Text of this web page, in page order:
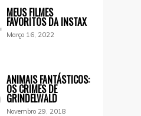
MEUS FILMES
FAVORITOS DA INSTAX
Março 16, 2022
ANIMAIS FANTÁSTICOS:
OS CRIMES DE
GRINDELWALD
Novembro 29, 2018